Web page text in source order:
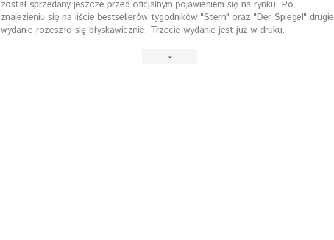
został sprzedany jeszcze przed oficjalnym pojawieniem się na rynku. Po
znalezieniu się na liście bestsellerów tygodników "Stern" oraz "Der Spiegel" drugie
wydanie rozeszło się błyskawicznie. Trzecie wydanie jest już w druku.